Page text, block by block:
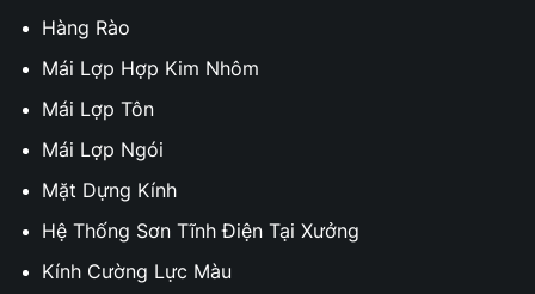
Hàng Rào
Mái Lợp Hợp Kim Nhôm
Mái Lợp Tôn
Mái Lợp Ngói
Mặt Dựng Kính
Hệ Thống Sơn Tĩnh Điện Tại Xưởng
Kính Cường Lực Màu